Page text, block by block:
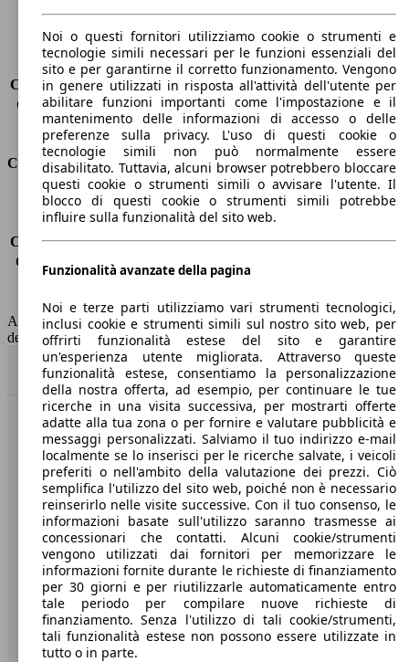
Sedili
5
Carico sul tetto
-
Capacità di traino (senza freni) -
Capacità di traino (con freni)
1200 kg
Volume del bagagliaio
434 l
Consumi
Emissioni di CO2*
95 g/km (komb.)
Consumo (urbano)
4.2 l/100km
Consumo (extra-urbano) 3.3 l/100km
Consumo (combinato)*
3.6 l/100km
Capacità del serbatoio
41 l
AutoScout24 non si assume alcuna responsabilità per la correttezza
dei dati.
Torna su
Benvenuti su AutoScout24, il mercato auto europeo.
Società
A proposito di AutoScout24
Stampa
Media
Condizioni generali
Informazioni
Noi o questi fornitori utilizziamo cookie o strumenti e
tecnologie simili necessari per le funzioni essenziali del
sito e per garantirne il corretto funzionamento. Vengono
in genere utilizzati in risposta all'attività dell'utente per
abilitare funzioni importanti come l'impostazione e il
mantenimento delle informazioni di accesso o delle
preferenze sulla privacy. L'uso di questi cookie o
tecnologie simili non può normalmente essere
disabilitato. Tuttavia, alcuni browser potrebbero bloccare
questi cookie o strumenti simili o avvisare l'utente. Il
blocco di questi cookie o strumenti simili potrebbe
influire sulla funzionalità del sito web.
Funzionalità avanzate della pagina
Noi e terze parti utilizziamo vari strumenti tecnologici,
inclusi cookie e strumenti simili sul nostro sito web, per
offrirti funzionalità estese del sito e garantire
un'esperienza utente migliorata. Attraverso queste
funzionalità estese, consentiamo la personalizzazione
della nostra offerta, ad esempio, per continuare le tue
ricerche in una visita successiva, per mostrarti offerte
adatte alla tua zona o per fornire e valutare pubblicità e
messaggi personalizzati. Salviamo il tuo indirizzo e-mail
localmente se lo inserisci per le ricerche salvate, i veicoli
preferiti o nell'ambito della valutazione dei prezzi. Ciò
semplifica l'utilizzo del sito web, poiché non è necessario
reinserirlo nelle visite successive. Con il tuo consenso, le
informazioni basate sull'utilizzo saranno trasmesse ai
concessionari che contatti. Alcuni cookie/strumenti
vengono utilizzati dai fornitori per memorizzare le
informazioni fornite durante le richieste di finanziamento
per 30 giorni e per riutilizzarle automaticamente entro
tale periodo per compilare nuove richieste di
finanziamento. Senza l'utilizzo di tali cookie/strumenti,
tali funzionalità estese non possono essere utilizzate in
tutto o in parte.